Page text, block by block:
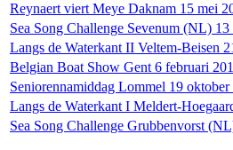
Reynaert viert Meye Daknam 15 mei
Sea Song Challenge Sevenum (NL) 13
Langs de Waterkant II Veltem-Beisen
Belgian Boat Show Gent 6 februari
Seniorennamiddag Lommel 19 oktober
Langs de Waterkant I Meldert-
Sea Song Challenge Grubbenvorst